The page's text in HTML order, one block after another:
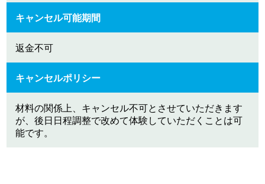
キャンセル可能期間
返金不可
キャンセルポリシー
材料の関係上、キャンセル不可とさせていただきます
が、後日日程調整で改めて体験していただくことは可
能です。